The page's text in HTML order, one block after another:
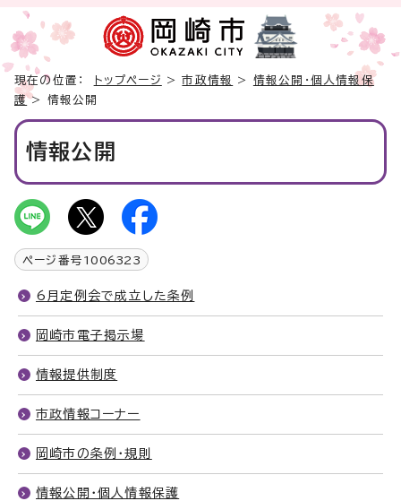
現在の位置： トップページ >市政情報 > 情報公開・個人情報保
護> 情報公開
情報公開
ページ番号 1006323
6月定例会で成立した条例
岡崎市電子掲示場
情報提供制度
市政情報コーナー
岡崎市の条例・規則
情報公開・個人情報保護